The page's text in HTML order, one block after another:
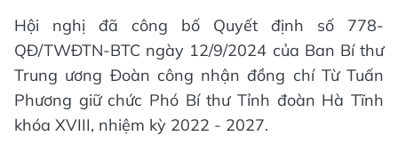
Hội nghị đã công bố Quyết định số 778-
QĐ/TWĐTN-BTC ngày 12/9/2024 của Ban Bí thư
Trung ương Đoàn công nhận đồng chí Từ Tuấn
Phương giữ chức Phó Bí thư Tỉnh đoàn Hà Tĩnh
khóa XVIII, nhiệm kỳ 2022 - 2027.